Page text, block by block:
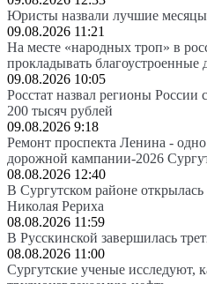
Юристы назвали лучшие месяцы
09.08.2026 11:21
На месте «народных троп» в
прокладывать благоустроенные
09.08.2026 10:05
Росстат назвал регионы России
200 тысяч рублей
09.08.2026 9:18
Ремонт проспекта Ленина -
дорожной кампании-2026
08.08.2026 12:40
В Сургутском районе
Николая Рериха
08.08.2026 11:59
В Русскинской завершилась
08.08.2026 11:00
Сургутские ученые исследуют,